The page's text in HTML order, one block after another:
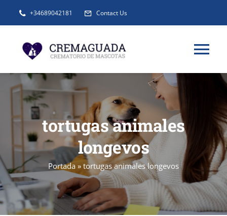
+34689042181 Contact Us
INFORMACIÓN
SERVICIOS
URNAS Y RECUERDOS
BLOG
tortugas animales
longevos
Portada » tortugas animales longevos